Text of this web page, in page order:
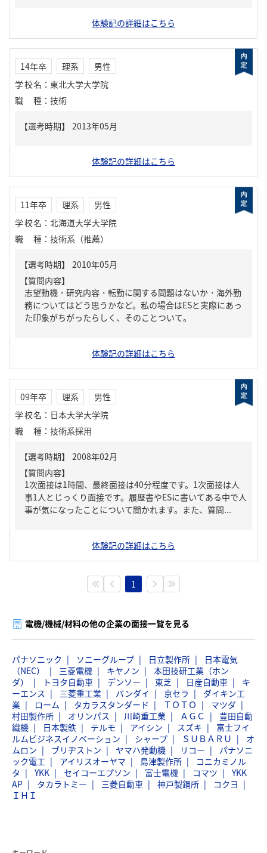
体験記の詳細はこちら
14年卒 理系
男性
学校名 ： 東北大学大学院
職種 ： 技術
体験記の詳細はこちら
11年卒 理系
男性
学校名 ： 北海道大学大学院
職種 ： 技術系（推薦）
【質問内容】
志望動機・研究内容・転勤に関する問題はないか・海外勤
務についてはどう思うかなど。私の場合はESと実際にあっ
た印象がちがったらしく、そのことついて。
体験記の詳細はこちら
09年卒 理系
男性
学校名 ： 日本大学大学院
職種 ： 技術系採用
【質問内容】
1次面接は1時間、最終面接は40分程度です。1次面接は人
事1人とじっくり面接です。履歴書やESに書いてある中で人
事が気になったことについて聞かれます。また、質問...
体験記の詳細はこちら
1
電機/機械/材料の他の企業の面接一覧を見る
パナソニック ソニーグループ 日立製作所
日本電気
（NEC）
三菱電機 キヤノン
本田技研工業（ホン
ダ）
トヨタ自動車 デンソー 東芝 日産自動車
キ
ーエンス
三菱重工業 バンダイ 京セラ
ダイキン工
業
ローム タカラスタンダード ＴＯＴＯ
マツダ
村田製作所
オリンパス 川崎重工業 ＡＧＣ
豊田自動
織機
日本製鉄 テルモ アイシン スズキ
富士フイ
ルムビジネスイノベーション
シャープ ＳＵＢＡＲＵ
オ
ムロン
ブリヂストン ヤマハ発動機 リコー
パナソニ
ック電工
アイリスオーヤマ 島津製作所
コニカミノル
タ
YKK セイコーエプソン 富士電機 コマツ
YKK
AP
タカラトミー 三菱自動車 神戸製鋼所
コクヨ
ＩＨＩ